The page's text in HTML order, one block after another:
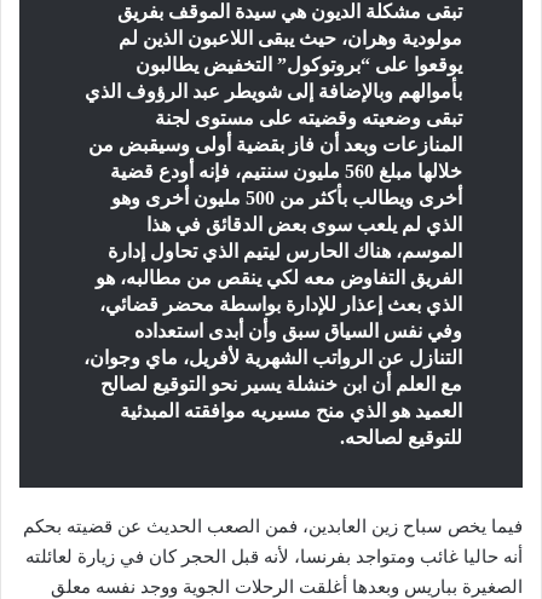
تبقى مشكلة الديون هي سيدة الموقف بفريق
مولودية وهران، حيث يبقى اللاعبون الذين لم
يوقعوا على “بروتوكول” التخفيض يطالبون
بأموالهم وبالإضافة إلى شويطر عبد الرؤوف الذي
تبقى وضعيته وقضيته على مستوى لجنة
المنازعات وبعد أن فاز بقضية أولى وسيقبض من
خلالها مبلغ 560 مليون سنتيم، فإنه أودع قضية
أخرى ويطالب بأكثر من 500 مليون أخرى وهو
الذي لم يلعب سوى بعض الدقائق في هذا
الموسم، هناك الحارس ليتيم الذي تحاول إدارة
الفريق التفاوض معه لكي ينقص من مطالبه، هو
الذي بعث إعذار للإدارة بواسطة محضر قضائي،
وفي نفس السياق سبق وأن أبدى استعداده
التنازل عن الرواتب الشهرية لأفريل، ماي وجوان،
مع العلم أن ابن خنشلة يسير نحو التوقيع لصالح
العميد هو الذي منح مسيريه موافقته المبدئية
للتوقيع لصالحه.
فيما يخص سباح زين العابدين، فمن الصعب الحديث عن قضيته بحكم
أنه حاليا غائب ومتواجد بفرنسا، لأنه قبل الحجر كان في زيارة لعائلته
الصغيرة بباريس وبعدها أغلقت الرحلات الجوية ووجد نفسه معلق